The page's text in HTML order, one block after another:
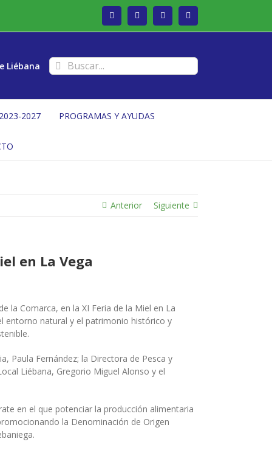
Facebook Twitter Instagram
Liébana Buscar:
2027 PROGRAMAS Y AYUDAS
Anterior Siguiente
en La Vega
la Comarca, en la XI Feria de la Miel en La
entorno natural y el patrimonio histórico y
Paula Fernández; la Directora de Pesca y
Liébana, Gregorio Miguel Alonso y el
en el que potenciar la producción alimentaria
la Denominación de Origen